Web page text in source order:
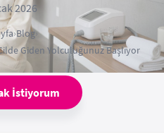
2026
›Blog›
Giden Yolculuğunuz Başlıyor
İstiyorum